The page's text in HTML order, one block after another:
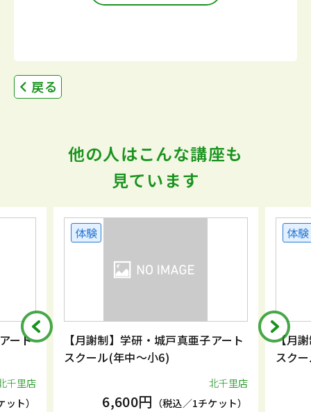
戻る
他の人はこんな講座も
見ています
ート
千里店
ト）
体験
【月謝制】学研・城戸真亜子アート
スクール(年中～小6)
北千里店
6,600円 （税込／1チケット）
体験
【月
スク